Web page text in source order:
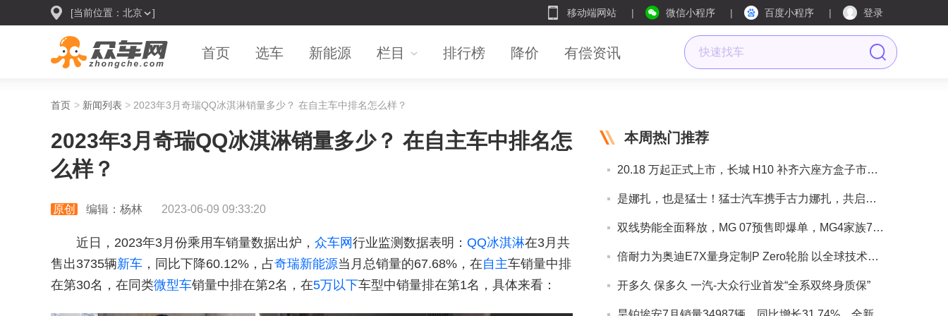
[当前位置： 北京 ] 移动端网站 微信小程序 百度小程序 登录
首页 选车 新能源 栏目 排行榜 降价 有偿资讯
首页 > 新闻列表 > 2023年3月奇瑞QQ冰淇淋销量多少？ 在自主车中排名怎么样？
2023年3月奇瑞QQ冰淇淋销量多少？ 在自主车中排名怎
么样？
原创 编辑：杨林 2023-06-09 09:33:20
近日，2023年3月份乘用车销量数据出炉， 众车网 行业监测数据表明： QQ冰淇淋在3月共
售出3735辆新车 ，同比下降60.12%，占奇瑞新能源当月总销量的67.68%，在自主车销量中排
在第30名，在同类微型车销量中排在第2名，在5万以下车型中销量排在第1名，具体来看：
本周热门推荐
20.18 万起正式上市，长城 H10 补齐六座方盒子市场短板
是娜扎，也是猛士！猛士汽车携手古力娜扎，共启豪华智能越野新境界
双线势能全面释放，MG 07预售即爆单，MG4家族7月交付再冲17000+
倍耐力为奥迪E7X量身定制P Zero轮胎 以全球技术积淀与本土研发，助力奥迪在华电动化征程
开多久 保多久 一汽-大众行业首发“全系双终身质保”